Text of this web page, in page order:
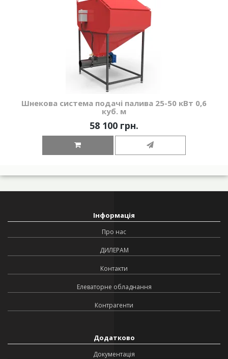
Шнекова система подачі палива 25-50 кВт 0,6
куб. м
58 100 грн.
Інформація
Про нас
ДИЛЕРАМ
Контакти
Елеваторне обладнання
Контрагенти
Додатково
Документація